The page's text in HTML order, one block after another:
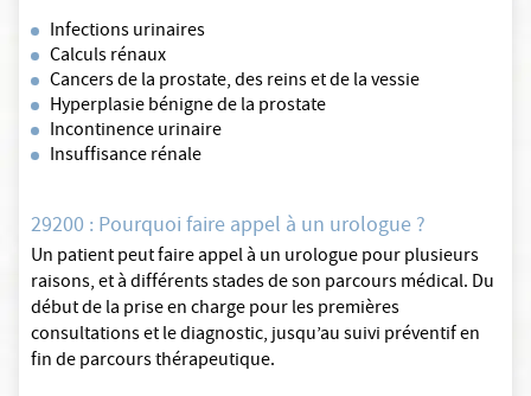
Infections urinaires
Calculs rénaux
Cancers de la prostate, des reins et de la vessie
Hyperplasie bénigne de la prostate
Incontinence urinaire
Insuffisance rénale
29200 : Pourquoi faire appel à un urologue ?
Un patient peut faire appel à un urologue pour plusieurs
raisons, et à différents stades de son parcours médical. Du
début de la prise en charge pour les premières
consultations et le diagnostic, jusqu’au suivi préventif en
fin de parcours thérapeutique.